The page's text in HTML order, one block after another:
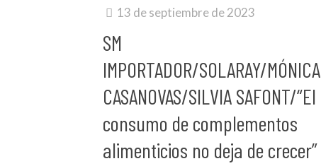
13 de septiembre de 2023
SM
IMPORTADOR/SOLARAY/MÓNICA
CASANOVAS/SILVIA SAFONT/“El
consumo de complementos
alimenticios no deja de crecer”